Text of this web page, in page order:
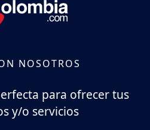
NOSOTROS
para ofrecer tus
y/o servicios